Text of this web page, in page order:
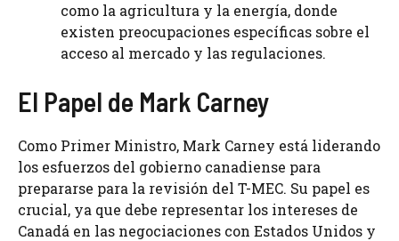
como la agricultura y la energía, donde
existen preocupaciones específicas sobre el
acceso al mercado y las regulaciones.
El Papel de Mark Carney
Como Primer Ministro, Mark Carney está liderando
los esfuerzos del gobierno canadiense para
prepararse para la revisión del T-MEC. Su papel es
crucial, ya que debe representar los intereses de
Canadá en las negociaciones con Estados Unidos y